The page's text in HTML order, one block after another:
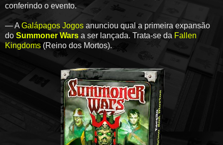
conferindo o evento.
— A Galápagos Jogos anunciou qual a primeira expansão
do Summoner Wars a ser lançada. Trata-se da Fallen
Kingdoms (Reino dos Mortos).